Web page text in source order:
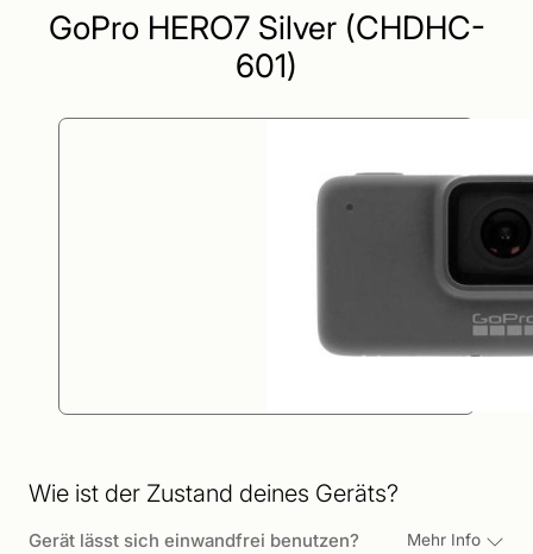
GoPro HERO7 Silver (CHDHC-
601)
Wie ist der Zustand deines Geräts?
Gerät lässt sich einwandfrei benutzen? Mehr Info